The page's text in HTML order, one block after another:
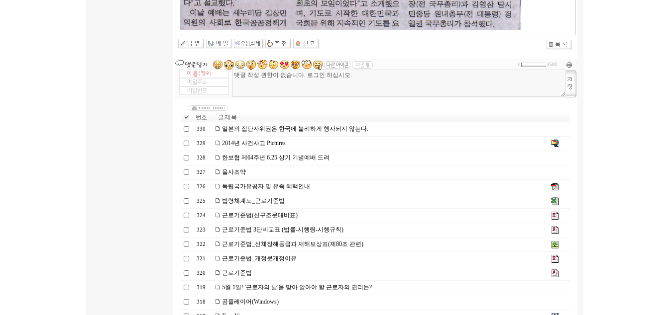
0 3500
번호 글 제 목
330 일본의 집단자위권은 한국에 불리하게 행사되지 않는다.
329 2014년 사건사고 Pictures
328 한보협 제64주년 6.25 상기 기념예배 드려
327 을사조약
326 독립국가유공자 및 유족 혜택안내
325 법령체계도_근로기준법
324 근로기준법(신구조문대비표)
323 근로기준법 3단비교표 (법률-시행령-시행규칙)
322 근로기준법_신체장해등급과 재해보상표(제80조 관련)
321 근로기준법_개정문개정이유
320 근로기준법
319 5월 1일! '근로자의 날'을 맞아 알아야 할 근로자의 권리는?
318 곰플레이어(Windows)